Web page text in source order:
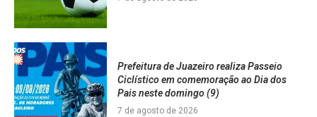
Prefeitura de Juazeiro realiza Passeio
Ciclístico em comemoração ao Dia dos
Pais neste domingo (9)
7 de agosto de 2026